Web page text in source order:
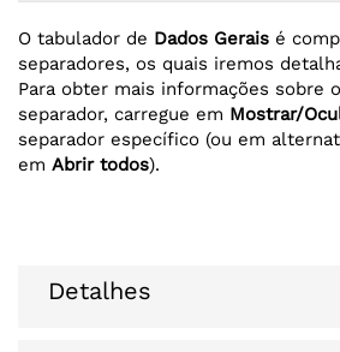
O tabulador de Dados Gerais é
separadores, os quais iremos
Para obter mais informações sobre
separador, carregue em Mostrar/
separador específico (ou em
em Abrir todos).
Detalhes